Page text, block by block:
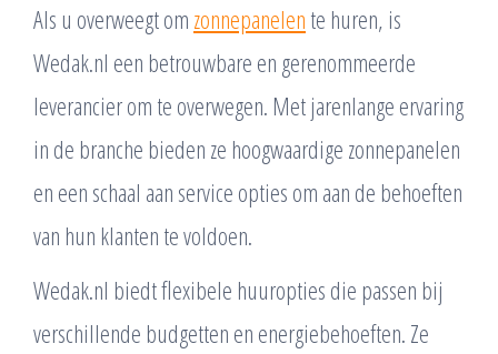
Als u overweegt om zonnepanelen te huren, is
Wedak.nl een betrouwbare en gerenommeerde
leverancier om te overwegen. Met jarenlange ervaring
in de branche bieden ze hoogwaardige zonnepanelen
en een schaal aan service opties om aan de behoeften
van hun klanten te voldoen.
Wedak.nl biedt flexibele huuropties die passen bij
verschillende budgetten en energiebehoeften. Ze